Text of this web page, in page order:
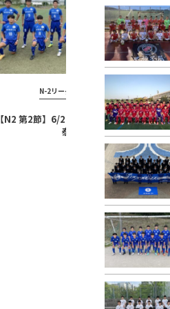
N-2リーグ結果2021
【N2 第2節】6/26 如水館 3-1 広島国
泰寺